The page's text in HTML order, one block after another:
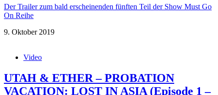
Der Trailer zum bald erscheinenden fünften Teil der Show Must Go
On Reihe
9. Oktober 2019
Video
UTAH & ETHER – PROBATION
VACATION: LOST IN ASIA (Episode 1 –